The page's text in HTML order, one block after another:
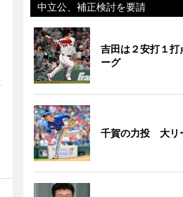
中立公、補正検討を要請
吉田は２安打１
ーグ
千賀の力投 大リ